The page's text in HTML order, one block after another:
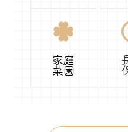
家庭
菜園